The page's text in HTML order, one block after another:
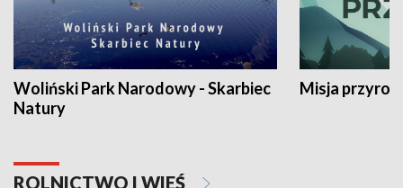
Woliński Park Narodowy - Skarbiec
Natury
Misja
ROLNICTWO I WIEŚ